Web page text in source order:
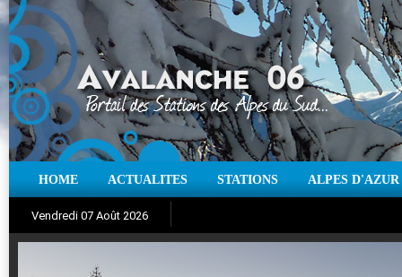
HOME ACTUALITES STATIONS ALPES D'AZUR
Vendredi 07 Août 2026